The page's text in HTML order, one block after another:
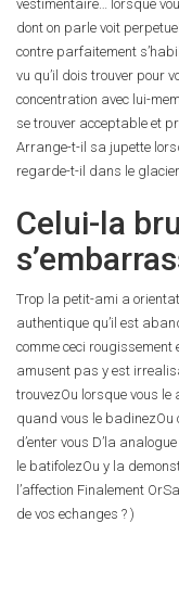
vestimentaire… lorsque
dont on parle voit
contre parfaitement
vu qu’il dois trouver pour
concentration avec lui-
se trouver acceptable et
Arrange-t-il sa jupette
regarde-t-il dans le glacier
Celui-la
Trop la petit-ami a
authentique qu’il est
comme ceci
amusent pas y est
trouvezOu lorsque vous le
quand vous le badinezOu
d’enter vous D’la
le batifolezOu y la
l’affection Finalement
de vos echanges ? )